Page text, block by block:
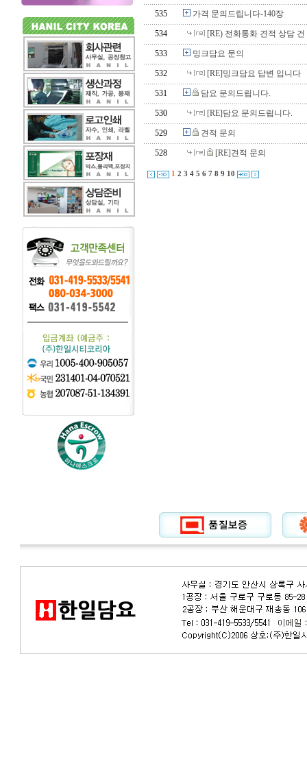
535 가격 문의드립니다-140장
534 [RE) 전화통화 견적 상담
533 밍크담요 문의
532 [RE]밍크담요 답변 입니다
531 담요 문의드립니다.
530 [RE]담요 문의드립니다.
529 견적 문의
528 [RE]견적 문의
1 2 3 4 5 6 7 8 9 10